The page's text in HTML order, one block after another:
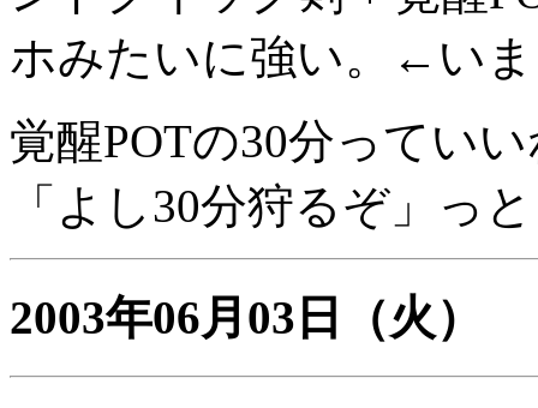
ホみたいに強い。←い
覚醒POTの30分ってい
「よし30分狩るぞ」っ
2003年06月03日 （火）